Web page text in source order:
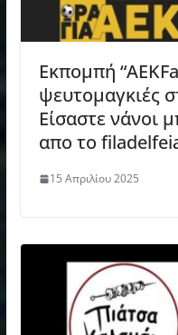
Εκπομπή
ψευτομαγκιές
Είσαστε νάνοι
απο το
15 Απριλίου 2025